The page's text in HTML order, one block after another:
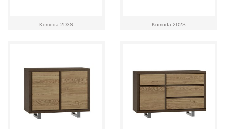
Komoda 2D3S Komoda 2D2S